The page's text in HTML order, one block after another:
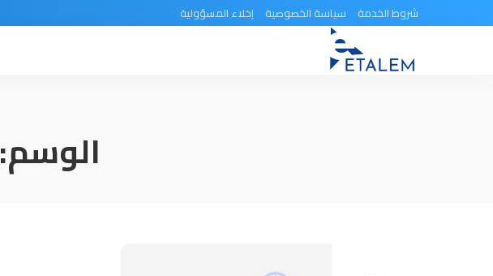
شروط الخدمة سياسة الخصوصية إخلاء المسؤولية
الوسم: